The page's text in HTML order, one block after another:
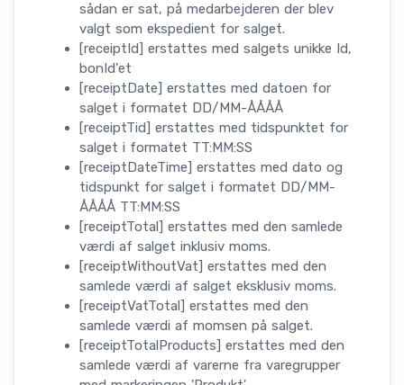
sådan er sat, på medarbejderen der blev
valgt som ekspedient for salget.
[receiptId] erstattes med salgets unikke Id,
bonId'et
[receiptDate] erstattes med datoen for
salget i formatet DD/MM-ÅÅÅÅ
[receiptTid] erstattes med tidspunktet for
salget i formatet TT:MM:SS
[receiptDateTime] erstattes med dato og
tidspunkt for salget i formatet DD/MM-
ÅÅÅÅ TT:MM:SS
[receiptTotal] erstattes med den samlede
værdi af salget inklusiv moms.
[receiptWithoutVat] erstattes med den
samlede værdi af salget eksklusiv moms.
[receiptVatTotal] erstattes med den
samlede værdi af momsen på salget.
[receiptTotalProducts] erstattes med den
samlede værdi af varerne fra varegrupper